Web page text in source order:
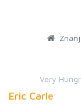
Very
Eric Carle